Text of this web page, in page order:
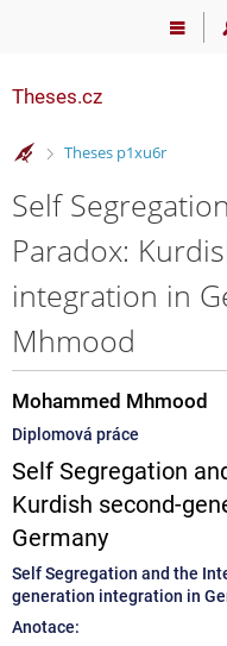
Theses.cz
>
Theses p1xu6r
Self
Paradox:
integration in
Mhmood
Mohammed Mhmood
Diplomová práce
Self Segregation
Kurdish second-
Germany
Self Segregation and the
generation integration in
Anotace: